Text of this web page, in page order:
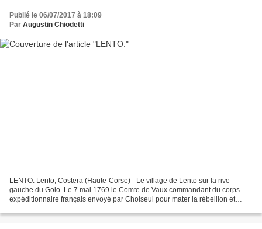
Publié le 06/07/2017 à 18:09
Par Augustin Chiodetti
LENTO. Lento, Costera (Haute-Corse) - Le village de Lento sur la rive
gauche du Golo. Le 7 mai 1769 le Comte de Vaux commandant du corps
expéditionnaire français envoyé par Choiseul pour mater la rébellion et